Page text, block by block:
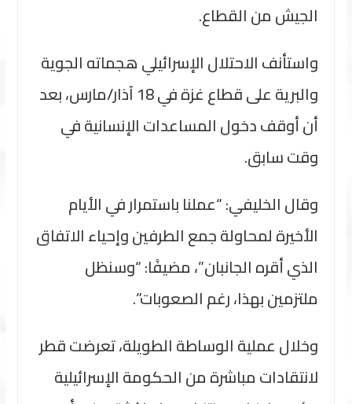
الجيش من القطاع.
واستأنف الاحتلال الإسرائيلي هجماته الجوية
والبرية على قطاع غزة في 18 آذار/مارس، بعد
أن أوقف دخول المساعدات الإنسانية في
وقت سابق.
وقال الخليفي: “عملنا باستمرار في الأيام
الأخيرة لمحاولة جمع الطرفين وإحياء الاتفاق
الذي أقره الجانبان”، مضيفًا: “وسنظل
ملتزمين بهذا، رغم الصعوبات”.
وخلال عملية الوساطة الطويلة، تعرضت قطر
لانتقادات مباشرة من الحكومة الإسرائيلية